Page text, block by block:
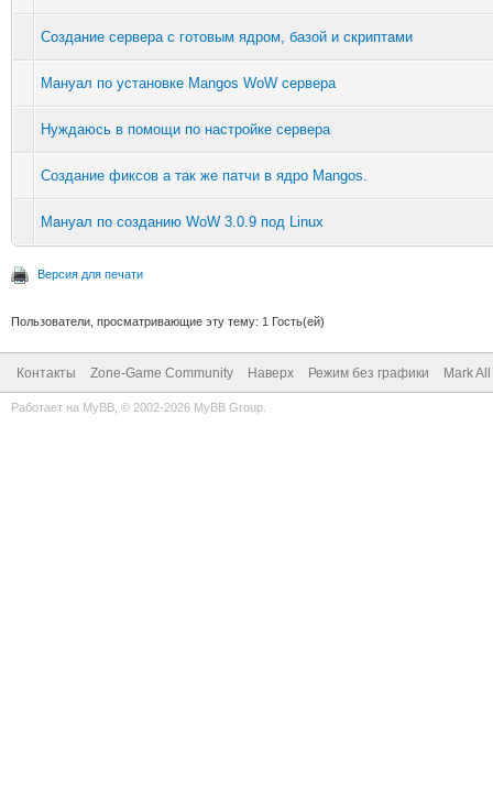
Создание сервера с готовым ядром, базой и скриптами
Мануал по установке Mangos WoW сервера
Нуждаюсь в помощи по настройке сервера
Создание фиксов а так же патчи в ядро Mangos.
Мануал по созданию WoW 3.0.9 под Linux
Версия для печати
Пользователи, просматривающие эту тему: 1 Гость(ей)
Контакты Zone-Game Community Наверх Режим без графики Mark
Работает на MyBB , © 2002-2026 MyBB Group